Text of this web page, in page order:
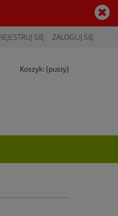
SIĘ ZALOGUJ SIĘ
Koszyk: (pusty)